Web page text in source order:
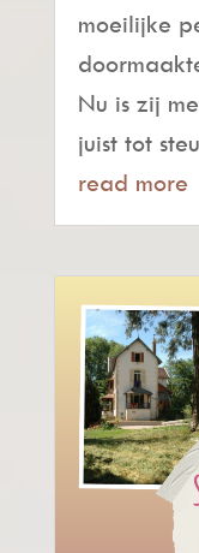
moeilijke
Nu is zij
juist tot
read more